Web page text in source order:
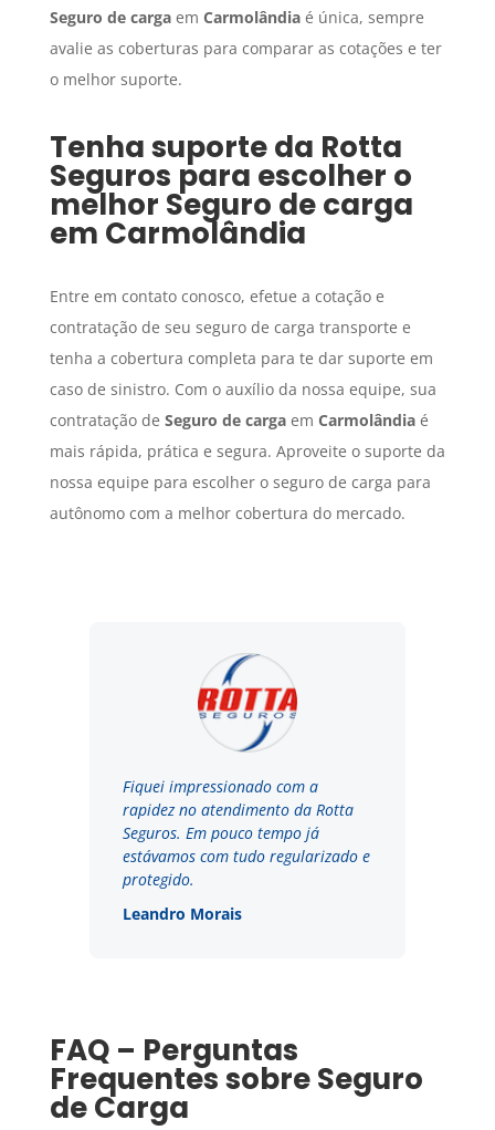
Seguro de cargaem Carmolândiaé única, sempre
avalie as coberturas para comparar as cotações e ter
o melhor suporte.
Tenha suporte da Rotta
Seguros para escolher o
melhor Seguro de carga
em Carmolândia
Entre em contato conosco, efetue a cotação e
contratação de seu seguro de carga transporte e
tenha a cobertura completa para te dar suporte em
caso de sinistro. Com o auxílio da nossa equipe, sua
contratação de Seguro de cargaem Carmolândiaé
mais rápida, prática e segura. Aproveite o suporte da
nossa equipe para escolher o seguro de carga para
autônomo com a melhor cobertura do mercado.
Fiquei impressionado com a
rapidez no atendimento da Rotta
Seguros. Em pouco tempo já
estávamos com tudo regularizado e
protegido.
Leandro Morais
FAQ – Perguntas
Frequentes sobre Seguro
de Carga